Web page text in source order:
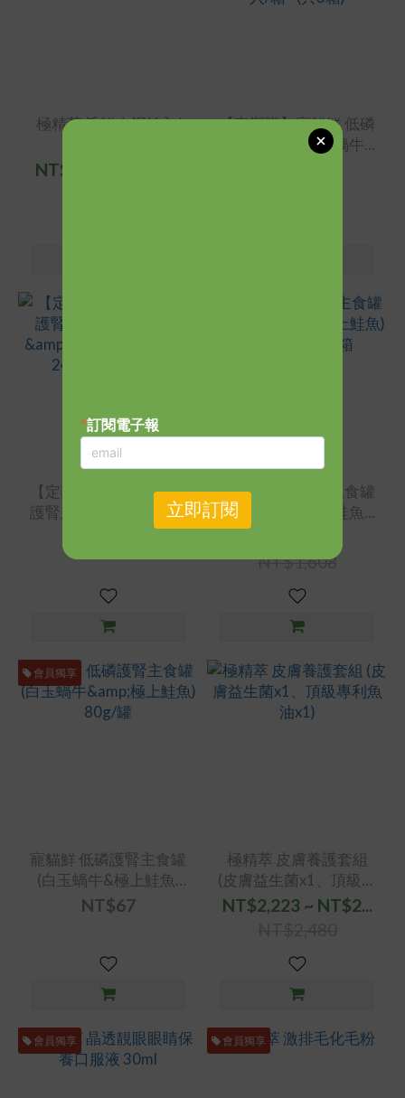
極精萃 旨鮮肉泥(6入/
NT$155 ~ NT$818
【定期購】寵貓鮮 低磷
護腎主食罐 (白玉蝸牛&
【定期購】寵貓鮮 低磷
護腎主食罐 (白玉蝸牛&
極上鮭魚) 80g/罐 - 24
入/箱 - (共3箱)
寵貓鮮 低磷護腎主食罐
(白玉蝸牛&極上鮭魚)
80g/罐 - 24入/箱
NT$1,608
會員獨享
寵貓鮮 低磷護腎主食罐
(白玉蝸牛&極上鮭魚)
80g/罐
NT$67
極精萃 皮膚養護套組
(皮膚益生菌x1、頂級專
利魚油x1)
NT$2,223 ~ NT$2...
會員獨享 會員獨享